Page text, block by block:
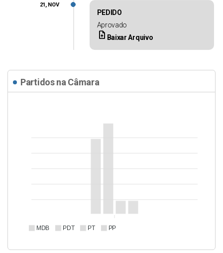
PEDIDO
Aprovado
upload_file Baixar Arquivo
21, NOV
Partidos na Câmara
MDB PDT PT PP